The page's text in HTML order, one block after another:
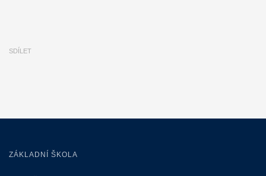
SDÍLET
ZÁKLADNÍ ŠKOLA